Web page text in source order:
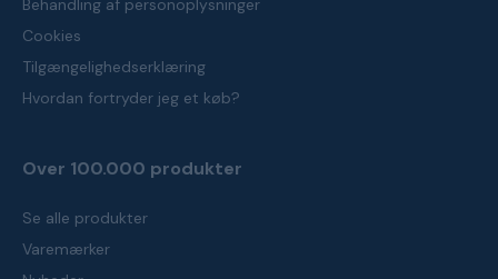
Behandling af personoplysninger
Cookies
Tilgængelighedserklæring
Hvordan fortryder jeg et køb?
Over 100.000 produkter
Se alle produkter
Varemærker